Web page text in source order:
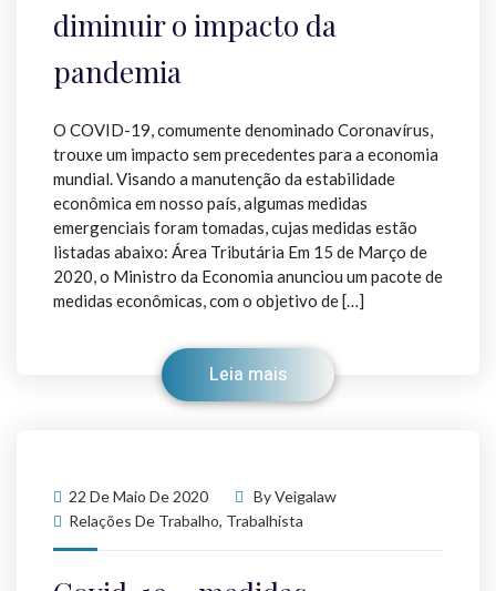
diminuir o impacto da
pandemia
O COVID-19, comumente denominado Coronavírus,
trouxe um impacto sem precedentes para a economia
mundial. Visando a manutenção da estabilidade
econômica em nosso país, algumas medidas
emergenciais foram tomadas, cujas medidas estão
listadas abaixo: Área Tributária Em 15 de Março de
2020, o Ministro da Economia anunciou um pacote de
medidas econômicas, com o objetivo de […]
Leia mais
22 De Maio De 2020 ByVeigalaw
Relações De Trabalho, Trabalhista